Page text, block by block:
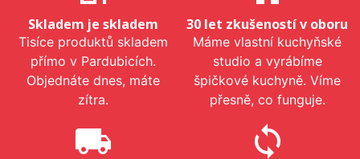
Skladem je skladem
Tisíce produktů skladem
přímo v Pardubicích.
Objednáte dnes, máte
zítra.
30 let zkušeností v oboru
Máme vlastní kuchyňské
studio a vyrábíme
špičkové kuchyně. Víme
přesně, co funguje.
local_shipping sync